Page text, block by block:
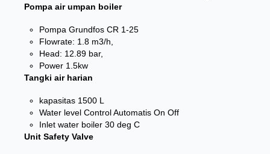
Pompa air umpan boiler
Pompa Grundfos CR 1-25
Flowrate: 1.8 m3/h,
Head: 12.89 bar,
Power 1.5kw
Tangki air harian
kapasitas 1500 L
Water level Control Automatis On Off
Inlet water boiler 30 deg C
Unit Safety Valve